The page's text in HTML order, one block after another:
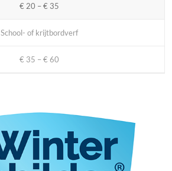
€ 20 – € 35
School- of krijtbordverf
€ 35 – € 60